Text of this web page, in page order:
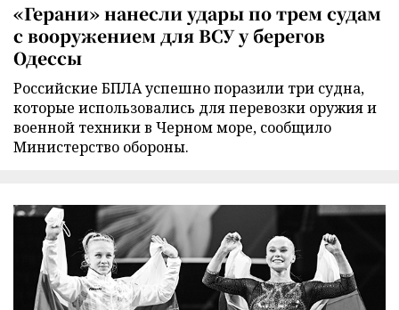
«Герани» нанесли удары по трем судам
с вооружением для ВСУ у берегов
Одессы
Российские БПЛА успешно поразили три судна,
которые использовались для перевозки оружия и
военной техники в Черном море, сообщило
Министерство обороны.